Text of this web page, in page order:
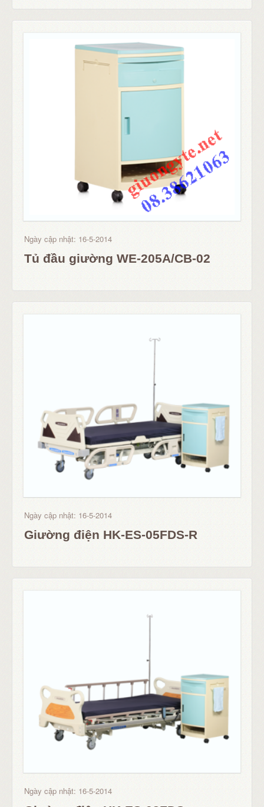
Ngày cập nhật: 16-5-2014
Tủ đầu giường WE-205A/CB-02
Ngày cập nhật: 16-5-2014
Giường điện HK-ES-05FDS-R
Ngày cập nhật: 16-5-2014